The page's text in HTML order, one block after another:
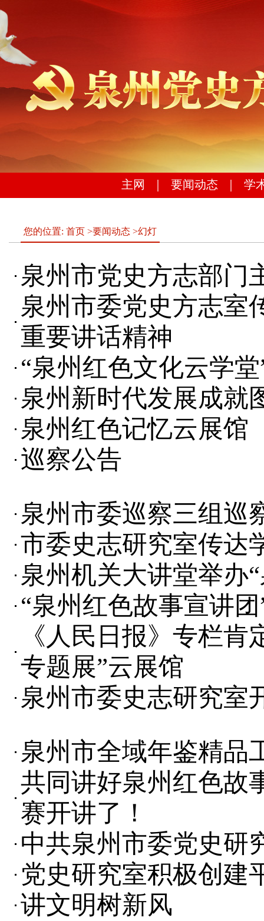
主网 要闻动态 学
您的位置: 首页 >要闻动态 >幻灯
泉州市党史方志部门
泉州市委党史方志室
重要讲话精神
“泉州红色文化云学
泉州新时代发展成就
泉州红色记忆云展馆
巡察公告
泉州市委巡察三组巡
市委史志研究室传达
泉州机关大讲堂举办
“泉州红色故事宣讲
《人民日报》专栏
专题展”云展馆
泉州市委史志研究室
泉州市全域年鉴精品
共同讲好泉州红色故
赛开讲了！
中共泉州市委党史研
党史研究室积极创建
讲文明树新风